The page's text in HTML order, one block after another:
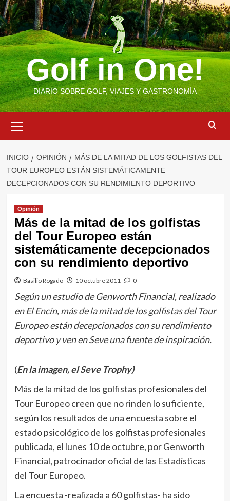
Saltar
al
contenido
Golf in One!
DIARIO SOBRE GOLF, VIAJES Y GASTRONOMÍA
primario
INICIO OPINIÓN
MÁS DE LA MITAD DE LOS GOLFISTAS DEL
TOUR EUROPEO ESTÁN SISTEMÁTICAMENTE
DECEPCIONADOS CON SU RENDIMIENTO DEPORTIVO
Opinión
Más de la mitad de los golfistas
del Tour Europeo están
sistemáticamente decepcionados
con su rendimiento deportivo
Basilio Rogado 10 octubre 2011 0
Según un estudio de Genworth Financial, realizado
en El Encín, más de la mitad de los golfistas del Tour
Europeo están decepcionados con su rendimiento
deportivo y ven en Seve una fuente de inspiración.
(En la imagen, el Seve Trophy)
Más de la mitad de los golfistas profesionales del
Tour Europeo creen que no rinden lo suficiente,
según los resultados de una encuesta sobre el
estado psicológico de los golfistas profesionales
publicada, el lunes 10 de octubre, por Genworth
Financial, patrocinador oficial de las Estadísticas
del Tour Europeo.
La encuesta -realizada a 60 golfistas- ha sido